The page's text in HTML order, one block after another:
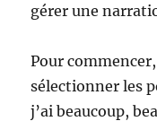
gérer une
Pour
sélectionner les
j’ai beaucoup,